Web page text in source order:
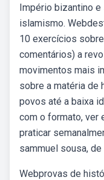
Império bizantino
islamismo.
10 exercícios
comentários) a
movimentos mais
sobre a matéria de
povos até a baixa
com o formato, ver
praticar
sammuel sousa, de
Webprovas de